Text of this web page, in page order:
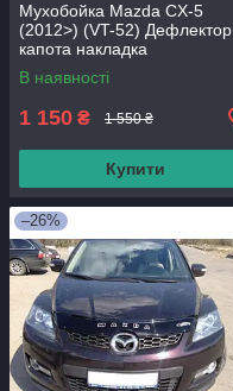
Мухобойка Mazda CX-5
(2012>) (VT-52) Дефлектор
капота накладка
В наявності
1 150 ₴ 1 550 ₴
Купити
–26%